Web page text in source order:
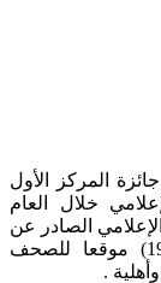
المركز الأول
خلال العام
الإعلامي الصادر عن
وزارة التعليم، بعدد (444) خبرا من خلال (19) موقعا للصحف